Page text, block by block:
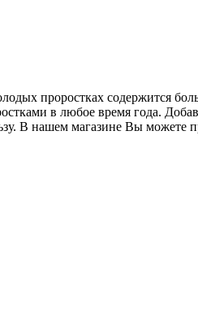
проростках содержится
в любое время года.
В нашем магазине Вы можете